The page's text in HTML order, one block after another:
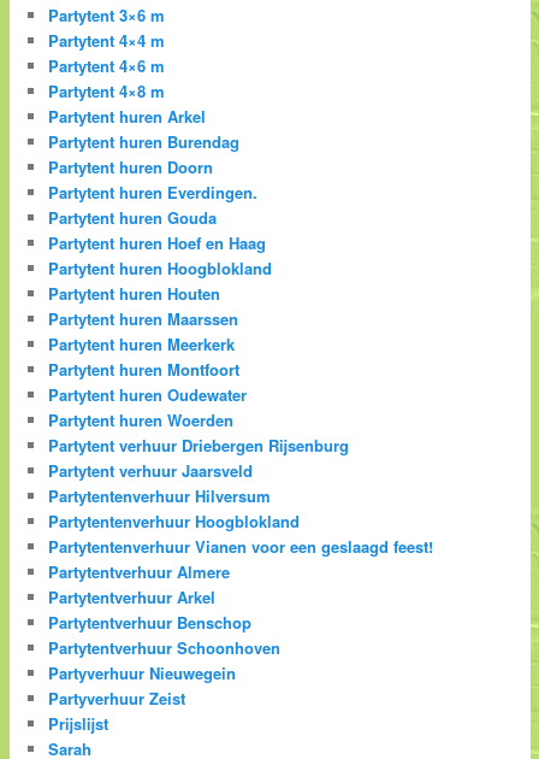
Partytent 3×6 m
Partytent 4×4 m
Partytent 4×6 m
Partytent 4×8 m
Partytent huren Arkel
Partytent huren Burendag
Partytent huren Doorn
Partytent huren Everdingen.
Partytent huren Gouda
Partytent huren Hoef en Haag
Partytent huren Hoogblokland
Partytent huren Houten
Partytent huren Maarssen
Partytent huren Meerkerk
Partytent huren Montfoort
Partytent huren Oudewater
Partytent huren Woerden
Partytent verhuur Driebergen Rijsenburg
Partytent verhuur Jaarsveld
Partytentenverhuur Hilversum
Partytentenverhuur Hoogblokland
Partytentenverhuur Vianen voor een geslaagd feest!
Partytentverhuur Almere
Partytentverhuur Arkel
Partytentverhuur Benschop
Partytentverhuur Schoonhoven
Partyverhuur Nieuwegein
Partyverhuur Zeist
Prijslijst
Sarah